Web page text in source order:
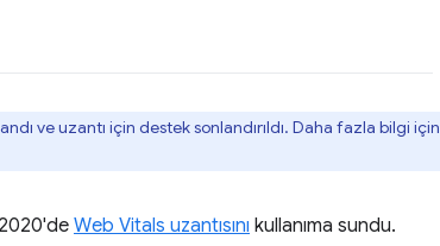
ve uzantı için destek sonlandırıldı. Daha fazla bilgi için
Web Vitals uzantısını kullanıma sundu.